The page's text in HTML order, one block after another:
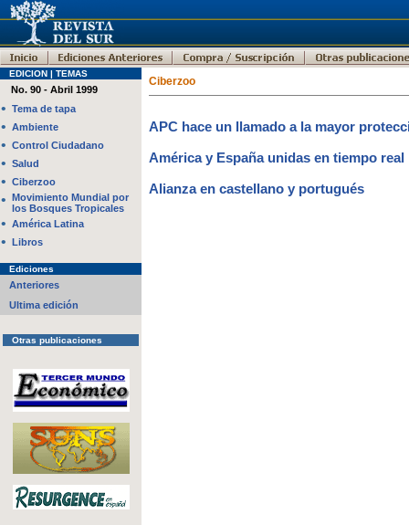
EDICION | TEMAS
No. 90 - Abril 1999
• Tema de tapa
• Ambiente
• Control Ciudadano
• Salud
• Ciberzoo
• Movimiento Mundial por
los Bosques Tropicales
• América Latina
• Libros
Ediciones
Anteriores
Ultima edición
Otras publicaciones
Ciberzoo
APC hace un llamado a la mayor
América y España unidas en tiempo real
Alianza en castellano y portugués